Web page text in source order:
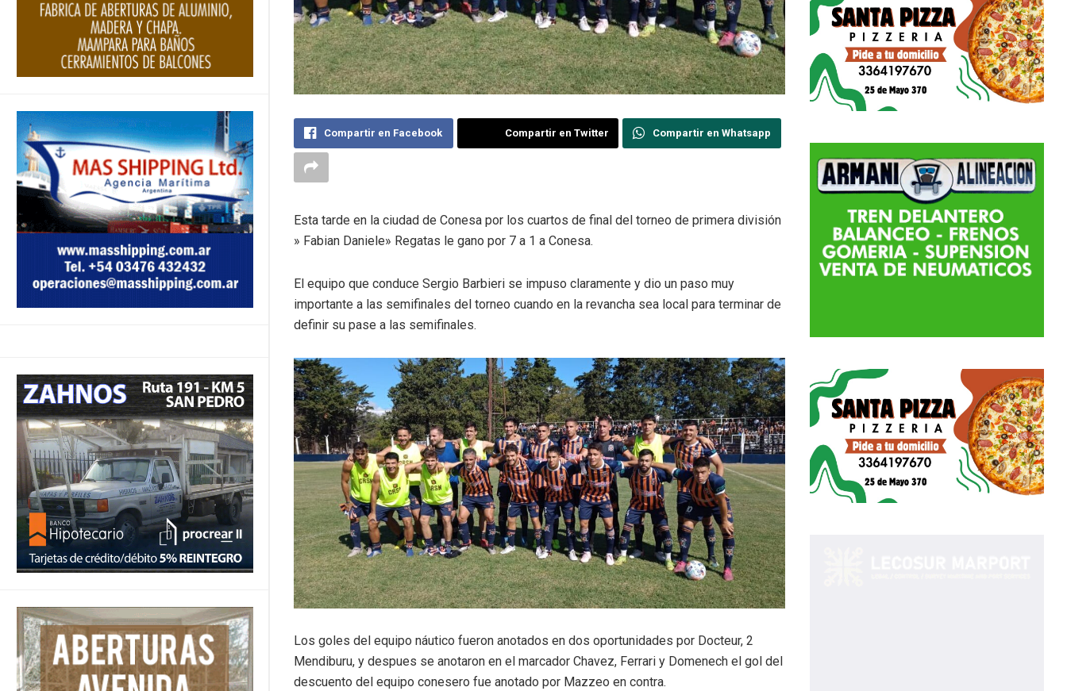
Compartir en Facebook Compartir en Twitter Compartir en Whatsapp
Esta tarde en la ciudad de Conesa por los cuartos de final del torneo de primera división
» Fabian Daniele» Regatas le gano por 7 a 1 a Conesa.
El equipo que conduce Sergio Barbieri se impuso claramente y dio un paso muy
importante a las semifinales del torneo cuando en la revancha sea local para terminar de
definir su pase a las semifinales.
Los goles del equipo náutico fueron anotados en dos oportunidades por Docteur, 2
Mendiburu, y despues se anotaron en el marcador Chavez, Ferrari y Domenech el gol del
descuento del equipo conesero fue anotado por Mazzeo en contra.